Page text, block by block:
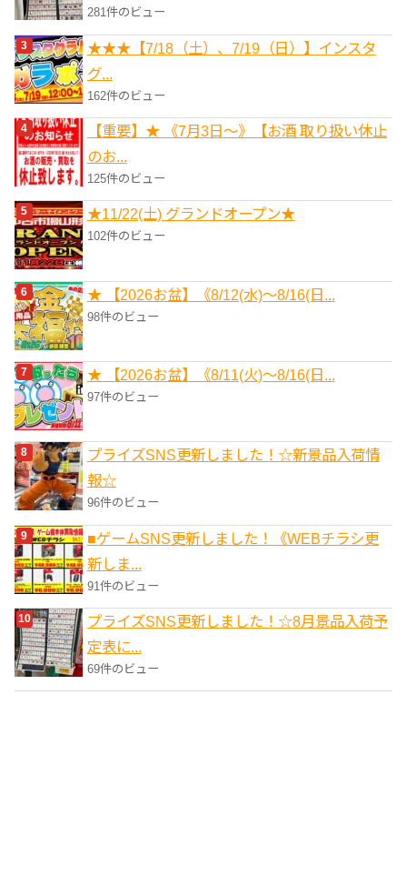
281件のビュー
★★★【7/18（土）、7/19（日）】インスタ
グ...
162件のビュー
【重要】★ 《7月3日～》【お酒 取り扱い休止
のお...
125件のビュー
★11/22(土) グランドオープン★
102件のビュー
★ 【2026お盆】《8/12(水)～8/16(日...
98件のビュー
★ 【2026お盆】《8/11(火)～8/16(日...
97件のビュー
プライズSNS更新しました！☆新景品入荷情
報☆
96件のビュー
■ゲームSNS更新しました！《WEBチラシ更
新しま...
91件のビュー
プライズSNS更新しました！☆8月景品入荷予
定表に...
69件のビュー